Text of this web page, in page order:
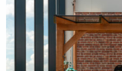
meer
over